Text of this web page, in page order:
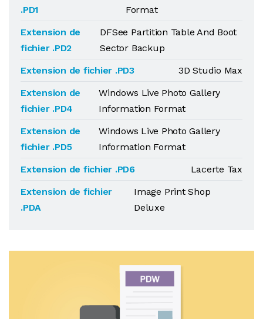
.PD1
Format
Extension de
fichier .PD2
DFSee Partition Table And Boot
Sector Backup
Extension de fichier .PD3
3D Studio Max
Extension de
fichier .PD4
Windows Live Photo Gallery
Information Format
Extension de
fichier .PD5
Windows Live Photo Gallery
Information Format
Extension de fichier .PD6
Lacerte Tax
Extension de fichier
.PDA
Image Print Shop
Deluxe